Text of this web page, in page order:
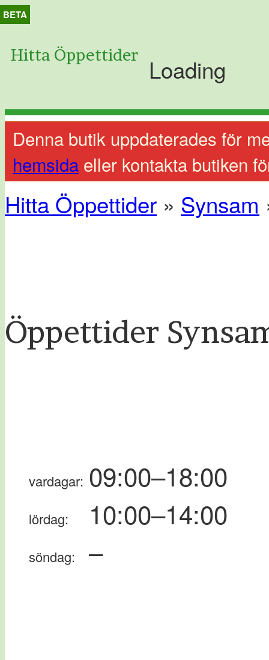
BETA
Hitta Öppettider Loading
Denna butik uppdaterades för
hemsida eller kontakta butiken
Hitta Öppettider » Synsam
Öppettider
vardagar: 09:00–18:00
lördag: 10:00–14:00
söndag: –